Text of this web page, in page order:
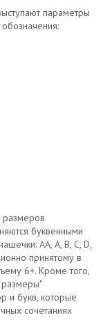
параметры
размеров
буквенными
AA, A, B, C, D,
принятому в
6+. Кроме того,
размеры"
и букв, которые
сочетаниях